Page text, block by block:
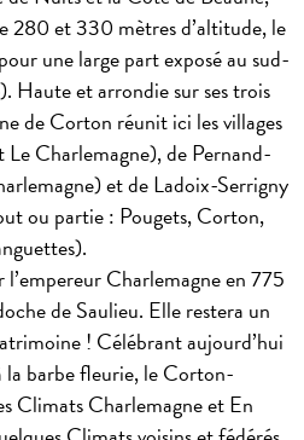
280 et 330 mètres d’altitude, le
une large part exposé au sud-
Haute et arrondie sur ses trois
de Corton réunit ici les villages
Charlemagne), de Pernand-
et de Ladoix-Serrigny
ou partie : Pougets, Corton,
Charlemagne en 775
de Saulieu. Elle restera un
! Célébrant aujourd’hui
la barbe fleurie, le Corton-
Climats Charlemagne et En